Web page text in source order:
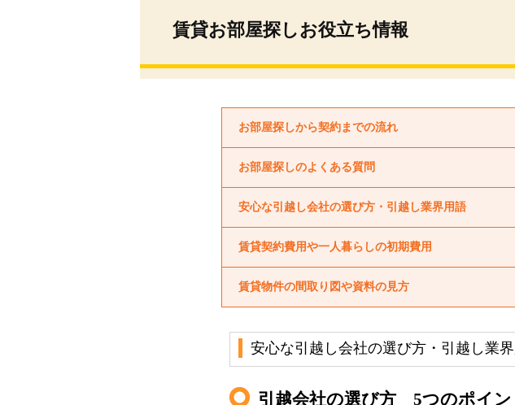
賃貸お部屋探しお役立ち情報
お部屋探しから契約までの流れ
お部屋探しのよくある質問
安心な引越し会社の選び方・引越し業界用語
賃貸契約費用や一人暮らしの初期費用
賃貸物件の間取り図や資料の見方